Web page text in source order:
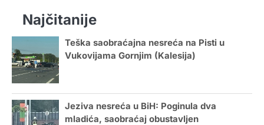
Najčitanije
Teška saobraćajna nesreća na Pisti u
Vukovijama Gornjim (Kalesija)
Jeziva nesreća u BiH: Poginula dva
mladića, saobraćaj obustavljen